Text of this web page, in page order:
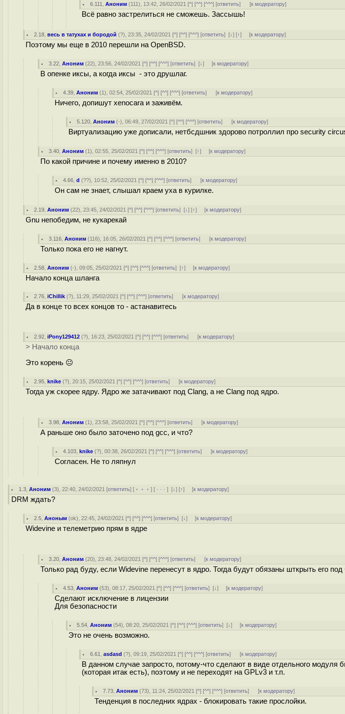
6.111 ,Аноним (111), 13:42, 26/02/2021 [^] [^^] [^^^] [ответить] [к модератору]
Всё равно застрелиться не сможешь. Зассышь!
2.18 ,весь в татухах и бородой (?), 23:35, 24/02/2021 [^] [^^] [^^^] [ответить][↓] [↑] [к модератору]
Поэтому мы еще в 2010 перешли на OpenBSD.
3.22 ,Аноним (22), 23:56, 24/02/2021 [^] [^^] [^^^] [ответить][↓] [к модератору]
В опенке иксы, а когда иксы - это друшлаг.
4.39 ,Аноним (1), 02:54, 25/02/2021 [^] [^^] [^^^] [ответить] [к модератору]
Ничего, допишут xenocara и заживём.
5.120 ,Аноним (-), 06:49, 27/02/2021 [^] [^^] [^^^] [ответить] [к модератору]
Виртуализацию уже дописали, нетбсдшник здорово потроллил про security
3.40 ,Аноним (1), 02:55, 25/02/2021 [^] [^^] [^^^] [ответить][↑] [к модератору]
По какой причине и почему именно в 2010?
4.66 ,d (??), 10:52, 25/02/2021 [^] [^^] [^^^] [ответить] [к модератору]
Он сам не знает, слышал краем уха в курилке.
2.19 ,Аноним (22), 23:45, 24/02/2021 [^] [^^] [^^^] [ответить][↓] [↑] [к модератору]
Gnu непобедим, не кукарекай
3.116 ,Аноним (116), 16:05, 26/02/2021 [^] [^^] [^^^] [ответить] [к модератору]
Только пока его не нагнут.
2.58 ,Аноним (-), 09:05, 25/02/2021 [^] [^^] [^^^] [ответить][↑] [к модератору]
Начало конца шланга
2.76 ,iChillik (?), 11:29, 25/02/2021 [^] [^^] [^^^] [ответить] [к модератору]
Да в конце то всех концов то - астанавитесь
2.92 ,iPony129412 (?), 16:23, 25/02/2021 [^] [^^] [^^^] [ответить] [к модератору]
> Начало конца
Это корень 😐
2.95 ,knike (?), 20:15, 25/02/2021 [^] [^^] [^^^] [ответить] [к модератору]
Тогда уж скорее ядру. Ядро же затачивают под Clang, а не Clang под ядро.
3.98 ,Аноним (1), 23:58, 25/02/2021 [^] [^^] [^^^] [ответить] [к модератору]
А раньше оно было заточено под gcc, и что?
4.103 ,knike (?), 00:38, 26/02/2021 [^] [^^] [^^^] [ответить] [к модератору]
Согласен. Не то ляпнул
1.3 ,Аноним (3), 22:40, 24/02/2021 [ответить] [ ﹢﹢﹢] [ · · ·][↓] [↑] [к модератору]
DRM ждать?
2.5 ,Аноным (ok), 22:45, 24/02/2021 [^] [^^] [^^^] [ответить][↓] [к модератору]
Widevine и телеметрию прям в ядре
3.20 ,Аноним (20), 23:48, 24/02/2021 [^] [^^] [^^^] [ответить] [к модератору]
Только рад буду, если Widevine перенесут в ядро. Тогда будут обязаны шткрыть его
4.53 ,Аноним (53), 08:17, 25/02/2021 [^] [^^] [^^^] [ответить][↓] [к модератору]
Сделают исключение в лицензии
Для безопасности
5.54 ,Аноним (54), 08:20, 25/02/2021 [^] [^^] [^^^] [ответить][↓] [к модератору]
Это не очень возможно.
6.61 ,asdasd (?), 09:19, 25/02/2021 [^] [^^] [^^^] [ответить] [к модератору]
В данном случае запросто, потому-что сделают в виде отдельного модуля
(которая итак есть), поэтому и не переходят на GPLv3 и т.п.
7.73 ,Аноним (73), 11:24, 25/02/2021 [^] [^^] [^^^] [ответить] [к модератору]
Тенденция в последних ядрах - блокировать такие прослойки.